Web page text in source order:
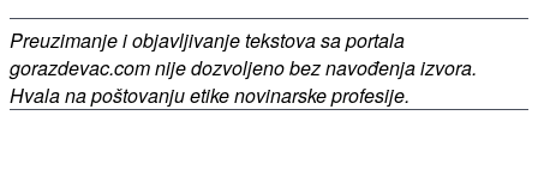
Preuzimanje i objavljivanje tekstova sa portala
gorazdevac.com nije dozvoljeno bez navođenja izvora.
Hvala na poštovanju etike novinarske profesije.